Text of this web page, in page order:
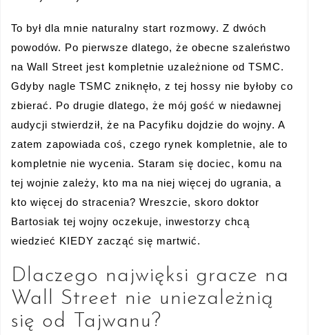
To był dla mnie naturalny start rozmowy. Z dwóch
powodów. Po pierwsze dlatego, że obecne szaleństwo
na Wall Street jest kompletnie uzależnione od TSMC.
Gdyby nagle TSMC zniknęło, z tej hossy nie byłoby co
zbierać. Po drugie dlatego, że mój gość w niedawnej
audycji stwierdził, że na Pacyfiku dojdzie do wojny. A
zatem zapowiada coś, czego rynek kompletnie, ale to
kompletnie nie wycenia. Staram się dociec, komu na
tej wojnie zależy, kto ma na niej więcej do ugrania, a
kto więcej do stracenia? Wreszcie, skoro doktor
Bartosiak tej wojny oczekuje, inwestorzy chcą
wiedzieć KIEDY zacząć się martwić.
Dlaczego najwięksi gracze na
Wall Street nie uniezależnią
się od Tajwanu?